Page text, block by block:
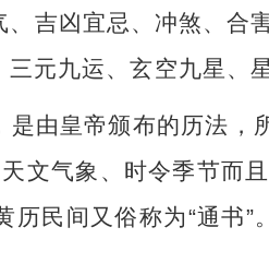
吉凶宜忌、冲煞、
元九运、玄空九星、
由皇帝颁布的历法，
文气象、时令季节
民间又俗称为“通书”